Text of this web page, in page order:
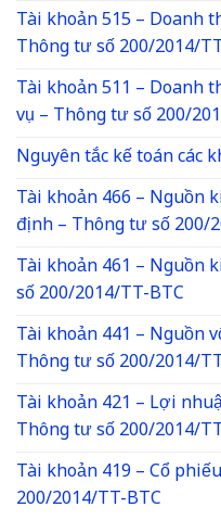
Tài khoản 515 – Doanh
Thông tư số 200/2014/
Tài khoản 511 – Doanh
vụ – Thông tư số 200/
Nguyên tắc kế toán các
Tài khoản 466 – Nguồn
định – Thông tư số 200/
Tài khoản 461 –
số 200/2014/TT-BTC
Tài khoản 441 – Nguồn
Thông tư số 200/2014/
Tài khoản 421 – Lợi
Thông tư số 200/2014/
Tài khoản 419 – Cổ
200/2014/TT-BTC